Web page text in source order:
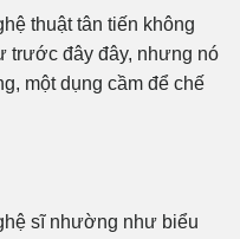
thuật tân tiến không
trước đây đây, nhưng nó
một dụng cầm để chế
sĩ nhường như biểu